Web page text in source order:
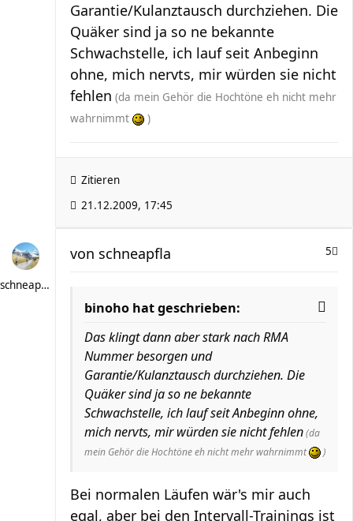
Garantie/Kulanztausch durchziehen. Die
Quäker sind ja so ne bekannte
Schwachstelle, ich lauf seit Anbeginn
ohne, mich nervts, mir würden sie nicht
fehlen (da mein Gehör die Hochtöne eh nicht mehr
wahrnimmt
)
Zitieren
21.12.2009, 17:45
schneapfla
5
von schneapfla
binoho hat geschrieben:
Das klingt dann aber stark nach RMA
Nummer besorgen und
Garantie/Kulanztausch durchziehen. Die
Quäker sind ja so ne bekannte
Schwachstelle, ich lauf seit Anbeginn ohne,
mich nervts, mir würden sie nicht fehlen(da
mein Gehör die Hochtöne eh nicht mehr wahrnimmt
)
Bei normalen Läufen wär's mir auch
egal, aber bei den Intervall-Trainings ist